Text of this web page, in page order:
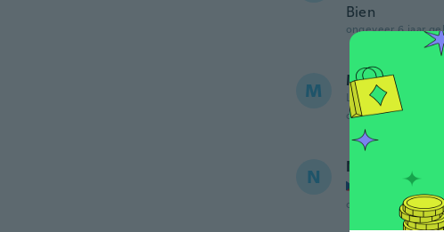
Bien
ongeveer 6 jaar
M Marsha
Lid geworden van
ongeveer 6 jaar
N N
Lid geworden
ongeveer 6 jaar